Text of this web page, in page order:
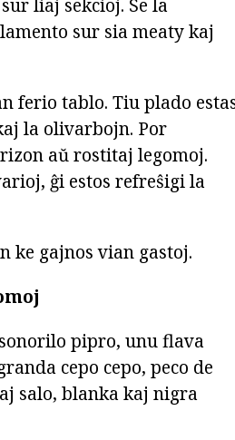
liaj sekcioj. Se la
sur sia meaty kaj
ferio tablo. Tiu plado
la olivarbojn. Por
aŭ rostitaj legomoj.
ĝi estos refreŝigi la
ke gajnos vian gastoj.
pipro, unu flava
cepo cepo, peco de
salo, blanka kaj nigra